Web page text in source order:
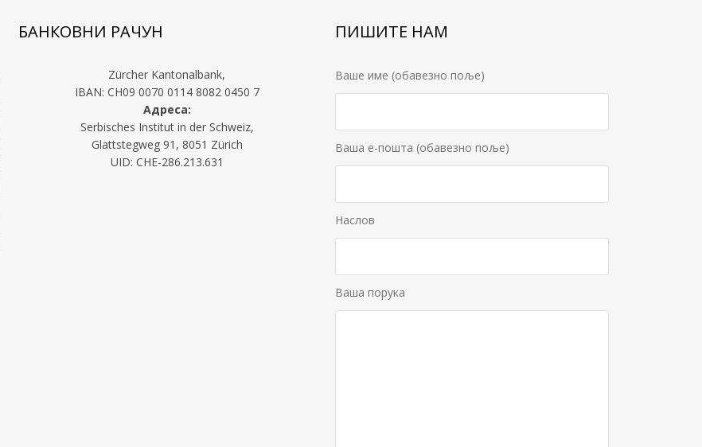
БАНКОВНИ РАЧУН
Zürcher Kantonalbank,
IBAN: CH09 0070 0114 8082 0450 7
Адреса:
Serbisches Institut in der Schweiz,
Glattstegweg 91, 8051 Zürich
UID: CHE-286.213.631
ПИШИТЕ НАМ
Ваше име (обавезно поље)
Ваша е-пошта (обавезно поље)
Наслов
Ваша порука